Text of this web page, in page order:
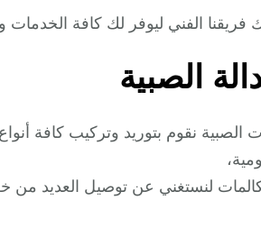
فريقنا الفني ليوفر لك كافة الخدمات
الصبية
الصبية نقوم بتوريد وتركيب كافة
لنستغني عن توصيل العديد من